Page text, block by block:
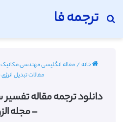
ترجمه فا
جستجو برای
خانه/مقاله انگلیسی مهندسی مکانیک با
مقالات تبدیل انرژی
– مجله